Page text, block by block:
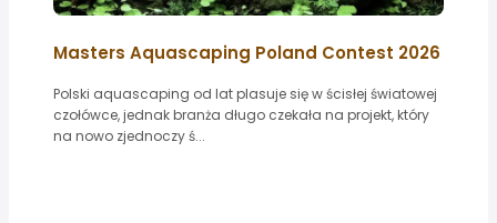
Masters Aquascaping Poland Contest 2026
Polski aquascaping od lat plasuje się w ścisłej światowej
czołówce, jednak branża długo czekała na projekt, który
na nowo zjednoczy ś...